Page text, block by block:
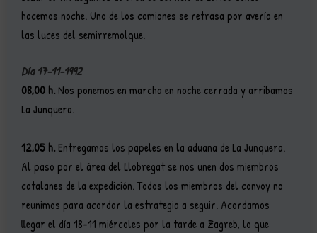
hacemos noche. Uno de los camiones se retrasa por avería en
las luces del semirremolque.
Día 17-11-1992
08,00 h. Nos ponemos en marcha en noche cerrada y arribamos
La Junquera.
12,05 h. Entregamos los papeles en la aduana de La Junquera.
Al paso por el área del Llobregat se nos unen dos miembros
catalanes de la expedición. Todos los miembros del convoy no
reunimos para acordar la estrategia a seguir. Acordamos
llegar el día 18-11 miércoles por la tarde a Zagreb, lo que